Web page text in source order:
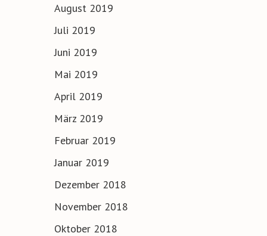
August 2019
Juli 2019
Juni 2019
Mai 2019
April 2019
März 2019
Februar 2019
Januar 2019
Dezember 2018
November 2018
Oktober 2018